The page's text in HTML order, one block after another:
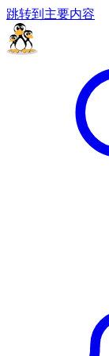
跳转到主要内容